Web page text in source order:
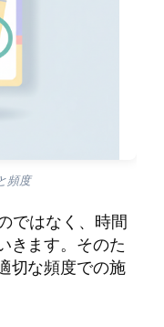
頻度
ではなく、時間
きます。そのた
切な頻度での施